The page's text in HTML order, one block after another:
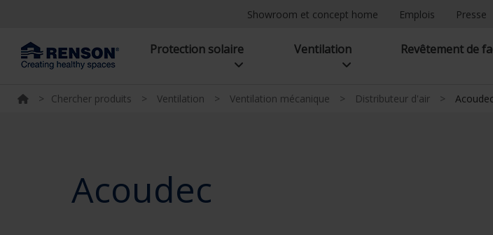
Showroom et concept home Emplois Presse
Protection solaire Ventilation Revêtement de
> Chercher produits > Ventilation > Ventilation mécanique > Distributeur d'air > Acoudec
Acoudec